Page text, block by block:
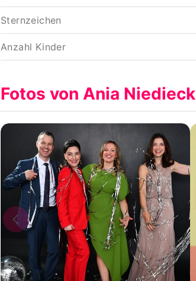
Sternzeichen
Anzahl Kinder
Fotos von Ania Niedieck